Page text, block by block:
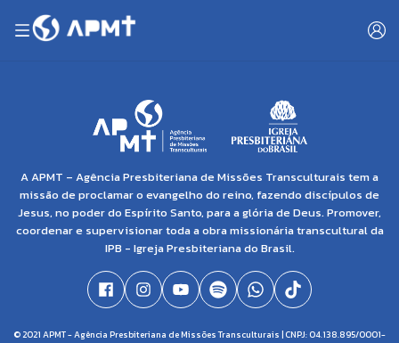
A APMT – Agência Presbiteriana de Missões Transculturais tem a
missão de proclamar o evangelho do reino, fazendo discípulos de
Jesus, no poder do Espírito Santo, para a glória de Deus. Promover,
coordenar e supervisionar toda a obra missionária transcultural da
IPB - Igreja Presbiteriana do Brasil.
© 2021 APMT - Agência Presbiteriana de Missões Transculturais | CNPJ: 04.138.895/0001-